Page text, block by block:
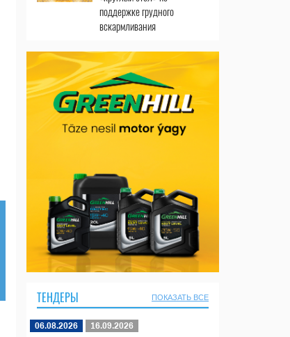
поддержке грудного
вскармливания
ТЕНДЕРЫ ПОКАЗАТЬ ВСЕ
06.08.2026 16.09.2026